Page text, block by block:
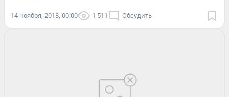
14 ноября, 2018, 00:00 1 511 Обсудить